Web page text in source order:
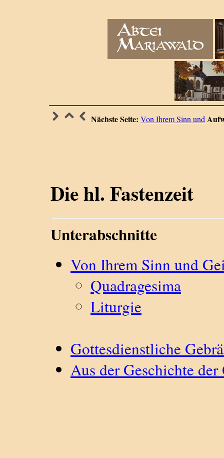
Nächste Seite: Von Ihrem Sinn und
Die hl. Fastenzeit
Unterabschnitte
Von Ihrem Sinn und
Quadragesima
Liturgie
Gottesdienstliche
Aus der Geschichte der